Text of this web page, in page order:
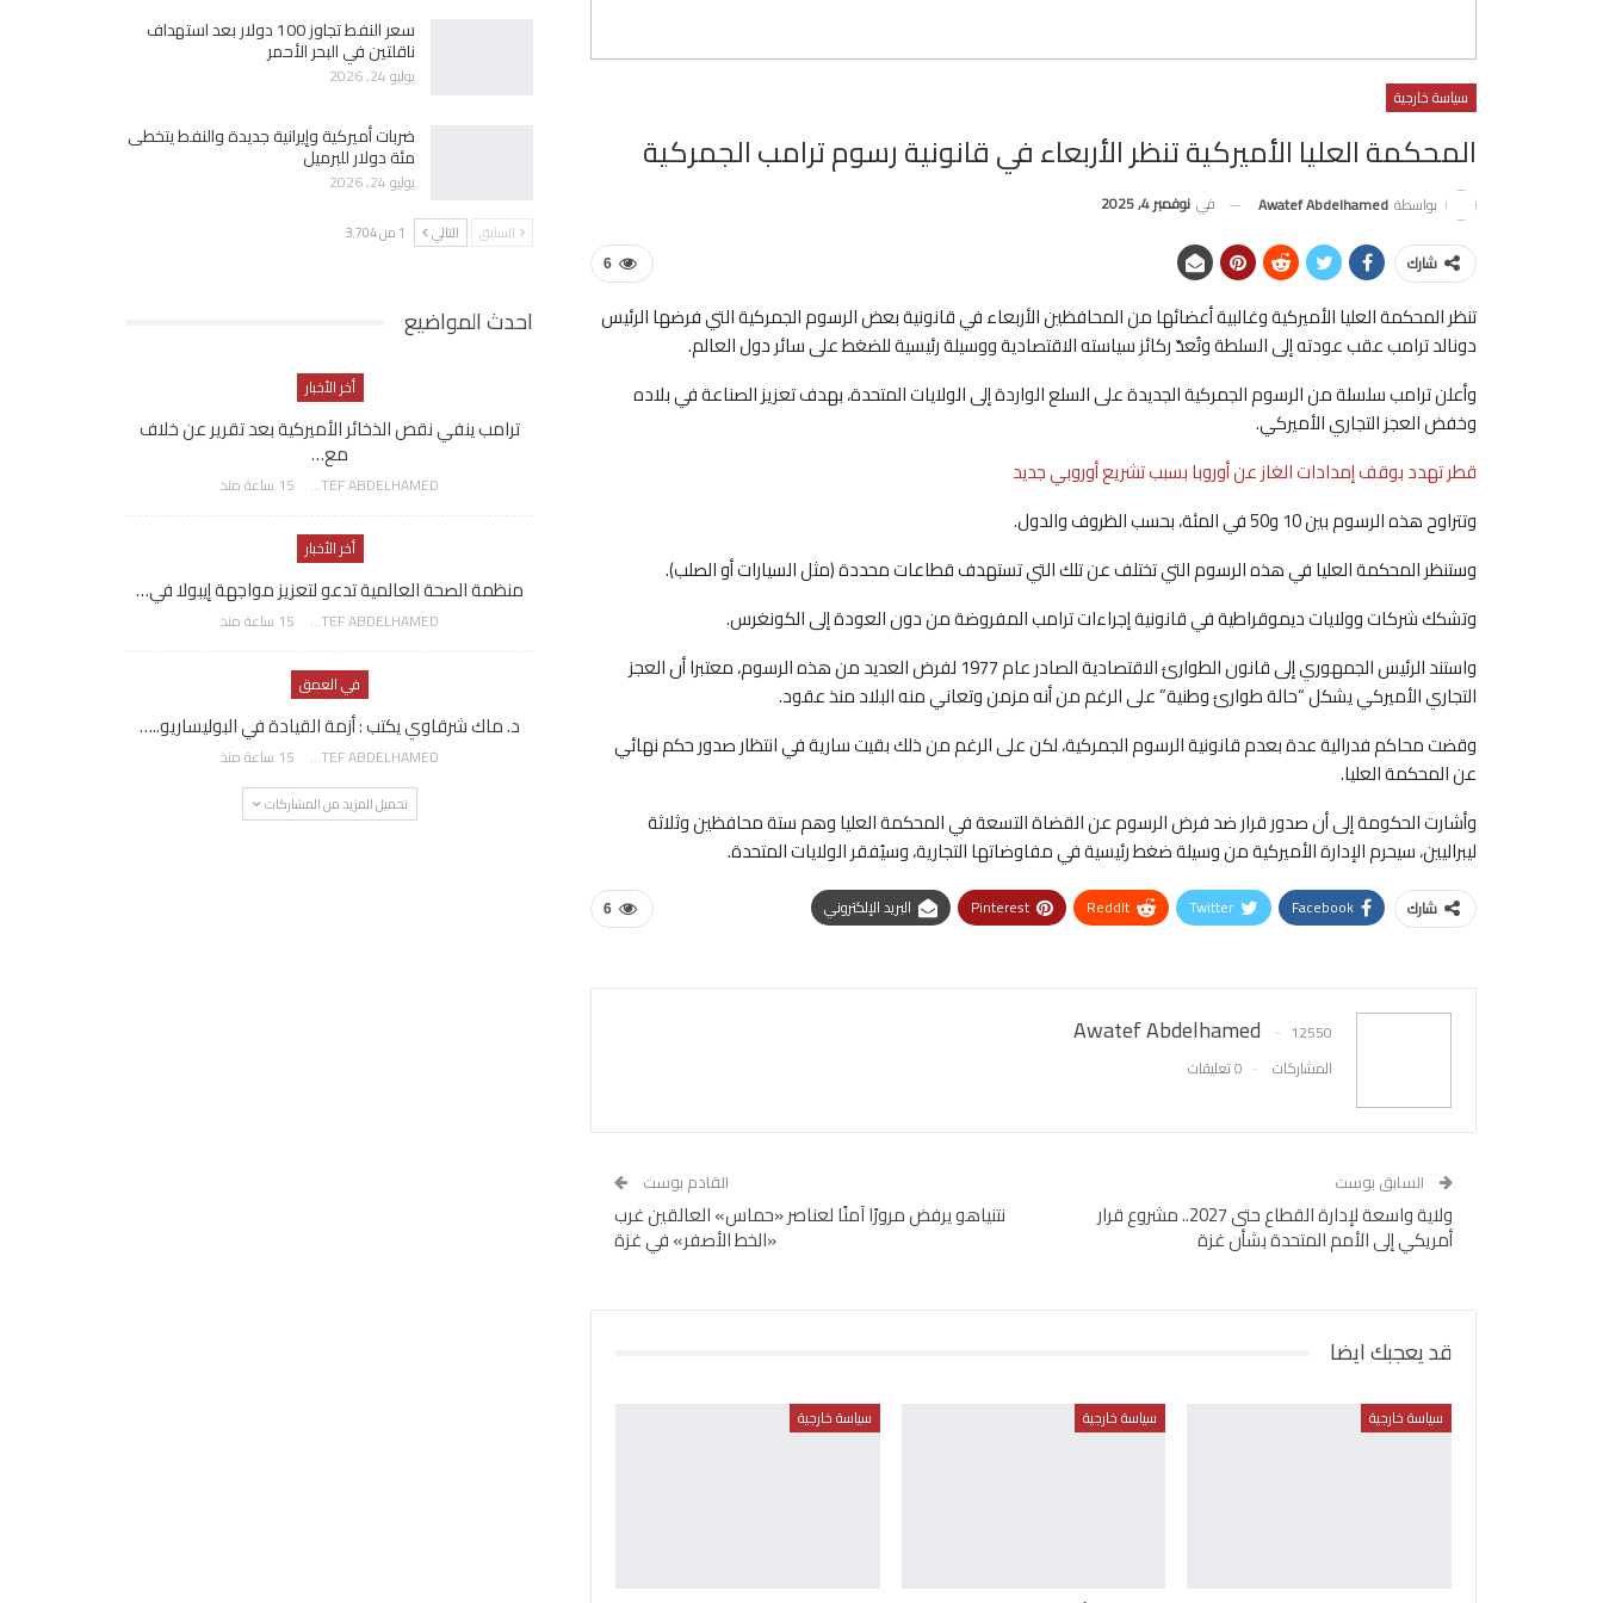
سياسة خارجية
المحكمة العليا الأميركية تنظر الأربعاء في قانونية رسوم ترامب الجمركية
بواسطة Awatef Abdelhamed في نوفمبر 4, 2025
6 شارك
تنظر المحكمة العليا الأميركية وغالبية أعضائها من المحافظين الأربعاء في قانونية بعض الرسوم الجمركية التي فرضها الرئيس
دونالد ترامب عقب عودته إلى السلطة وتُعدّ ركائز سياسته الاقتصادية ووسيلة رئيسية للضغط على سائر دول العالم.
وأعلن ترامب سلسلة من الرسوم الجمركية الجديدة على السلع الواردة إلى الولايات المتحدة، بهدف تعزيز الصناعة في بلاده
وخفض العجز التجاري الأميركي.
قطر تهدد بوقف إمدادات الغاز عن أوروبا بسبب تشريع أوروبي جديد
وتتراوح هذه الرسوم بين 10 و50 في المئة، بحسب الظروف والدول.
وستنظر المحكمة العليا في هذه الرسوم التي تختلف عن تلك التي تستهدف قطاعات محددة (مثل السيارات أو الصلب).
وتشكك شركات وولايات ديموقراطية في قانونية إجراءات ترامب المفروضة من دون العودة إلى الكونغرس.
واستند الرئيس الجمهوري إلى قانون الطوارئ الاقتصادية الصادر عام 1977 لفرض العديد من هذه الرسوم، معتبرا أن العجز
التجاري الأميركي يشكل “حالة طوارئ وطنية” على الرغم من أنه مزمن وتعاني منه البلاد منذ عقود.
وقضت محاكم فدرالية عدة بعدم قانونية الرسوم الجمركية، لكن على الرغم من ذلك بقيت سارية في انتظار صدور حكم نهائي
عن المحكمة العليا.
وأشارت الحكومة إلى أن صدور قرار ضد فرض الرسوم عن القضاة التسعة في المحكمة العليا وهم ستة محافظين وثلاثة
ليبراليين، سيحرم الإدارة الأميركية من وسيلة ضغط رئيسية في مفاوضاتها التجارية، وسيُفقر الولايات المتحدة.
6 شارك Facebook
Twitter
ReddIt
Pinterest البريد الإلكتروني
Awatef Abdelhamed
12550
المشاركات
0 تعليقات
السابق بوست
ولاية واسعة لإدارة القطاع حتى 2027.. مشروع قرار
أمريكي إلى الأمم المتحدة بشأن غزة
القادم بوست
نتنياهو يرفض مرورًا آمنًا لعناصر «حماس» العالقين غرب
«الخط الأصفر» في غزة
قد يعجبك ايضا
سياسة خارجية سياسة خارجية سياسة خارجية
سعر النفط تجاوز 100 دولار بعد استهداف
ناقلتين في البحر الأحمر
يوليو 24, 2026
ضربات أميركية وإيرانية جديدة والنفط يتخطى
مئة دولار للبرميل
يوليو 24, 2026
السابق التالي 1 من 3٬704
احدث المواضيع
أخر الأخبار
ترامب ينفي نقص الذخائر الأميركية بعد تقرير عن خلاف
مع…
AWATEF ABDELHAMED 15 ساعة منذ
أخر الأخبار
منظمة الصحة العالمية تدعو لتعزيز مواجهة إيبولا في…
AWATEF ABDELHAMED 15 ساعة منذ
في العمق
د. ماك شرقاوي يكتب : أزمة القيادة في البوليساريو..…
AWATEF ABDELHAMED 15 ساعة منذ
تحميل المزيد من المشاركات